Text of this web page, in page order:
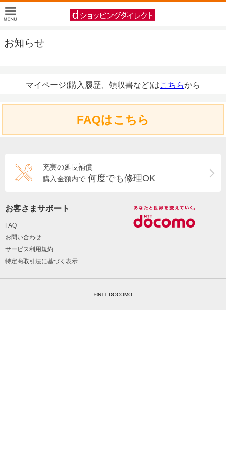
お知らせ
マイページ(購入履歴、領収書など)はこちらから
FAQはこちら
充実の延長補償
購入金額内で 何度でも修理OK
お客さまサポート
FAQ
お問い合わせ
サービス利用規約
特定商取引法に基づく表示
©NTT DOCOMO